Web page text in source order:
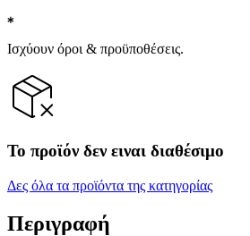
Ισχύουν όροι & προϋποθέσεις.
Το προϊόν δεν ειναι διαθέσιμο
Δες όλα τα προϊόντα της κατηγορίας
Περιγραφή